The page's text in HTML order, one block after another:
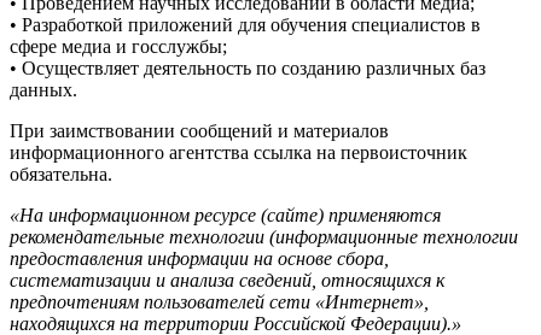
• Разработкой приложений для обучения специалистов в
сфере медиа и госслужбы;
• Осуществляет деятельность по созданию различных баз
данных.
При заимствовании сообщений и материалов
информационного агентства ссылка на первоисточник
обязательна.
«На информационном ресурсе (сайте) применяются
рекомендательные технологии (информационные технологии
предоставления информации на основе сбора,
систематизации и анализа сведений, относящихся к
предпочтениям пользователей сети «Интернет»,
находящихся на территории Российской Федерации).»